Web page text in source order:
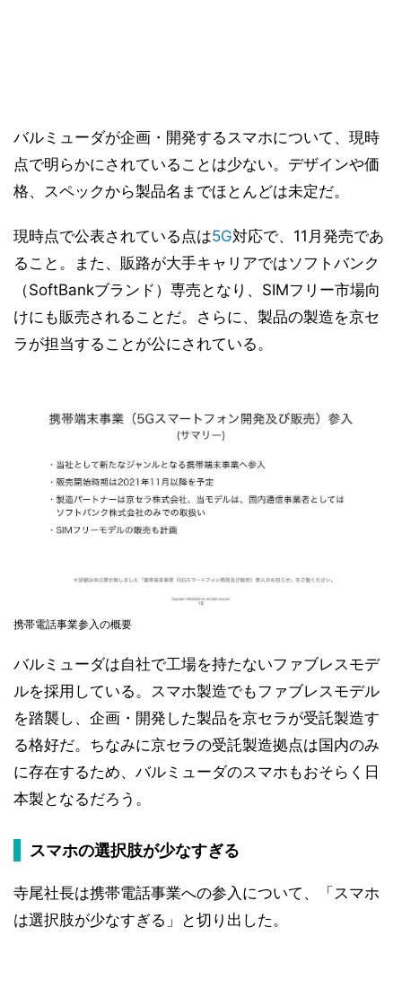
バルミューダが企画・開発するスマホについて、現時
点で明らかにされていることは少ない。デザインや価
格、スペックから製品名までほとんどは未定だ。
現時点で公表されている点は5G対応で、11月発売であ
ること。また、販路が大手キャリアではソフトバンク
（SoftBankブランド）専売となり、SIMフリー市場向
けにも販売されることだ。さらに、製品の製造を京セ
ラが担当することが公にされている。
携帯電話事業参入の概要
バルミューダは自社で工場を持たないファブレスモデ
ルを採用している。スマホ製造でもファブレスモデル
を踏襲し、企画・開発した製品を京セラが受託製造す
る格好だ。ちなみに京セラの受託製造拠点は国内のみ
に存在するため、バルミューダのスマホもおそらく日
本製となるだろう。
スマホの選択肢が少なすぎる
寺尾社長は携帯電話事業への参入について、「スマホ
は選択肢が少なすぎる」と切り出した。